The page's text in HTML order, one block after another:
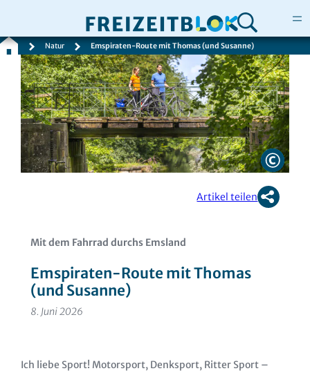
Zum
Inhalt
springen
Natur Emspiraten-Route mit Thomas (und Susanne)
Mit dem Fahrrad durchs Emsland
Emspiraten-Route mit Thomas
(und Susanne)
8. Juni 2026
Artikel teilen
Ich liebe Sport! Motorsport, Denksport, Ritter Sport –